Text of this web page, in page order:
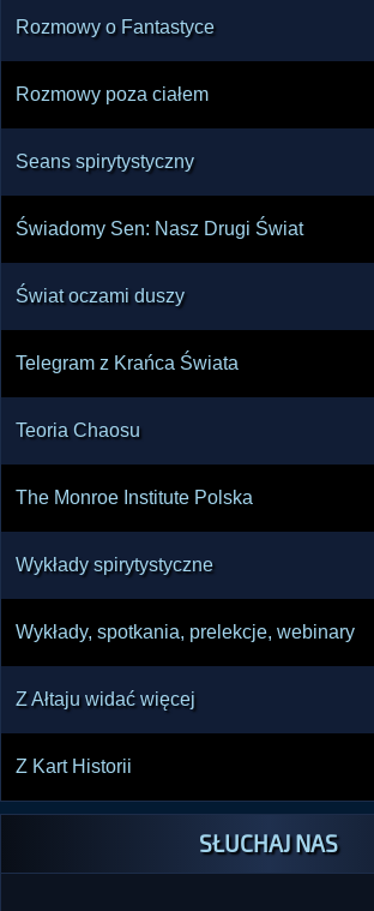
Rozmowy o Fantastyce
Rozmowy poza ciałem
Seans spirytystyczny
Świadomy Sen: Nasz Drugi Świat
Świat oczami duszy
Telegram z Krańca Świata
Teoria Chaosu
The Monroe Institute Polska
Wykłady spirytystyczne
Wykłady, spotkania, prelekcje, webinary
Z Ałtaju widać więcej
Z Kart Historii
SŁUCHAJ NAS